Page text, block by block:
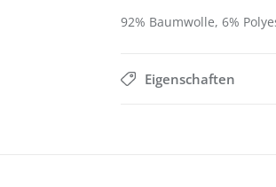
92% Baumwolle, 6%
Eigenschaften